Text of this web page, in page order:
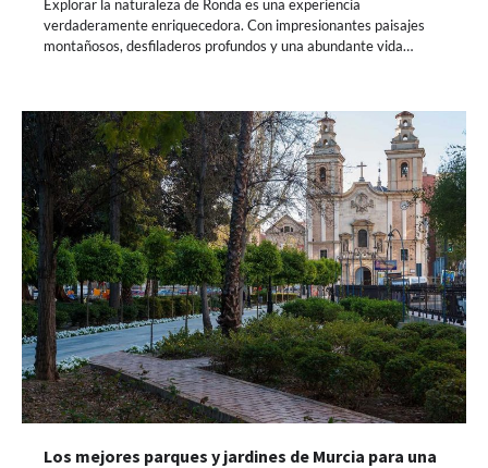
Explorar la naturaleza de Ronda es una experiencia
verdaderamente enriquecedora. Con impresionantes paisajes
montañosos, desfiladeros profundos y una abundante vida…
Los mejores parques y jardines de Murcia para una